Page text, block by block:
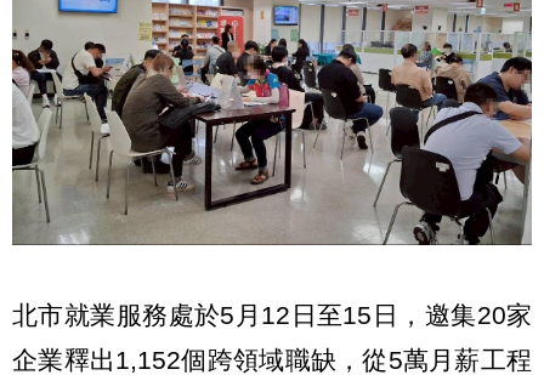
北市就業服務處於5月12日至15日，邀集20家
企業釋出1,152個跨領域職缺，從5萬月薪工程